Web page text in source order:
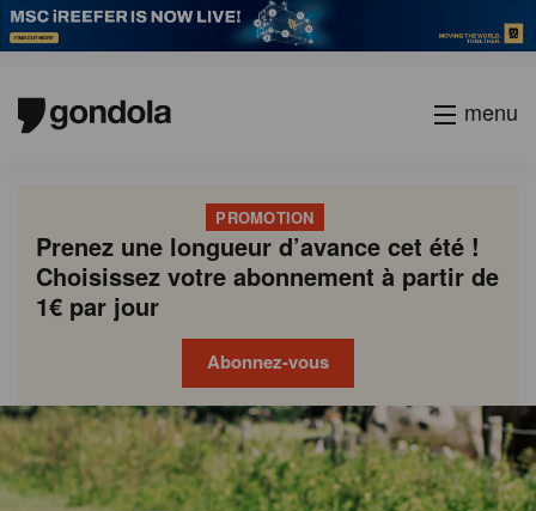
menu
PROMOTION
Prenez une longueur d’avance cet été !
Choisissez votre abonnement à partir de
1€ par jour
Abonnez-vous
Gondola
academy
Gondola
society